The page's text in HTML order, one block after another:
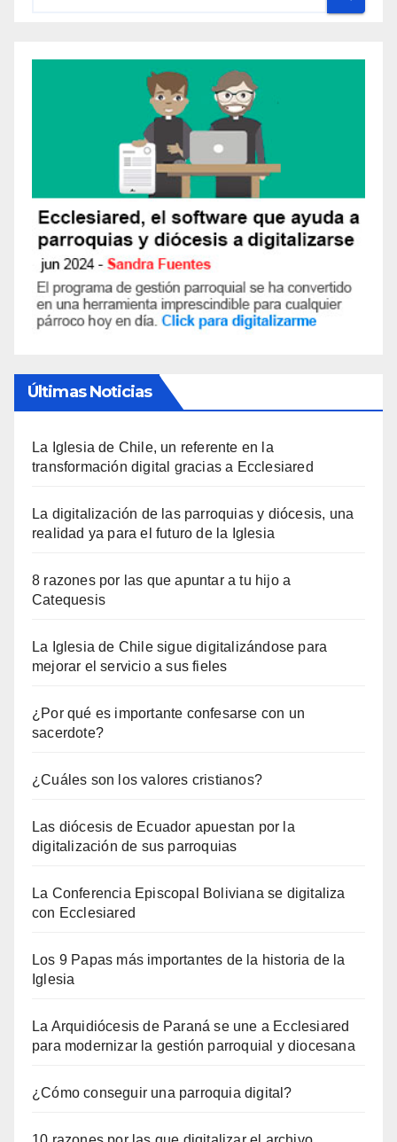
Últimas Noticias
La Iglesia de Chile, un referente en la
transformación digital gracias a Ecclesiared
La digitalización de las parroquias y diócesis, una
realidad ya para el futuro de la Iglesia
8 razones por las que apuntar a tu hijo a
Catequesis
La Iglesia de Chile sigue digitalizándose para
mejorar el servicio a sus fieles
¿Por qué es importante confesarse con un
sacerdote?
¿Cuáles son los valores cristianos?
Las diócesis de Ecuador apuestan por la
digitalización de sus parroquias
La Conferencia Episcopal Boliviana se digitaliza
con Ecclesiared
Los 9 Papas más importantes de la historia de la
Iglesia
La Arquidiócesis de Paraná se une a Ecclesiared
para modernizar la gestión parroquial y diocesana
¿Cómo conseguir una parroquia digital?